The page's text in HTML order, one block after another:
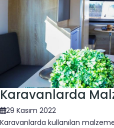
Karavanlarda
29 Kasım 2022
Karavanlarda kullanılan